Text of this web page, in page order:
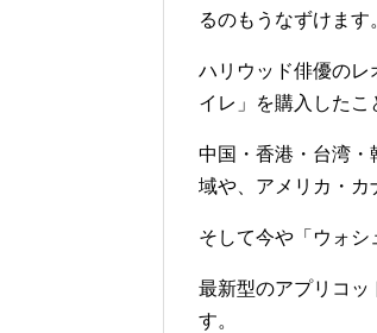
るのもうなずけます
ハリウッド俳優のレ
イレ」を購入したこ
中国・香港・台湾・
域や、アメリカ・カ
そして今や「ウォシ
最新型のアプリコッ
す。